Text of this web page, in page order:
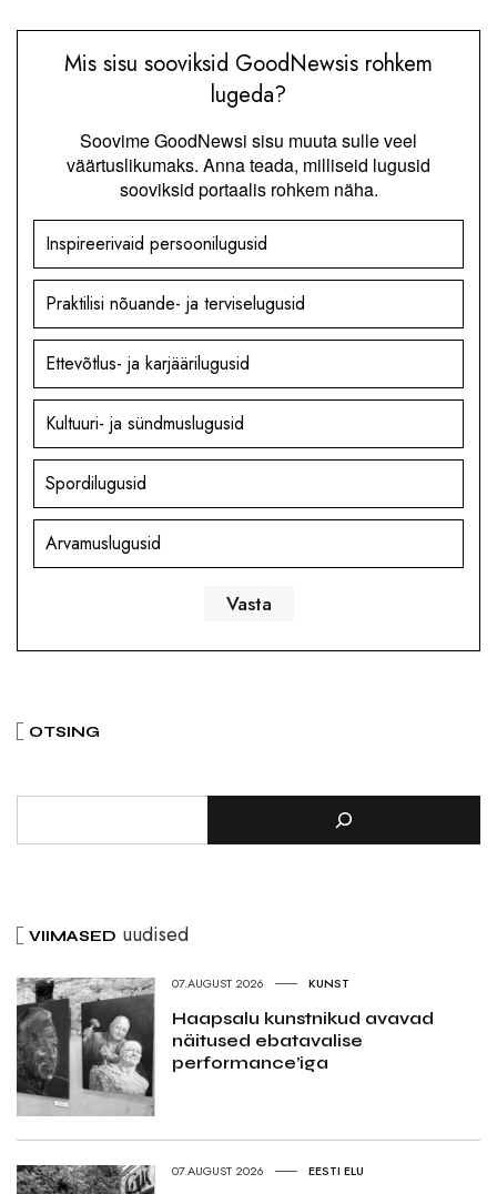
Mis sisu sooviksid GoodNewsis rohkem
lugeda?
Soovime GoodNewsi sisu muuta sulle veel
väärtuslikumaks. Anna teada, milliseid lugusid
sooviksid portaalis rohkem näha.
Inspireerivaid persoonilugusid
Praktilisi nõuande- ja terviselugusid
Ettevõtlus- ja karjäärilugusid
Kultuuri- ja sündmuslugusid
Spordilugusid
Arvamuslugusid
OTSING
VIIMASED uudised
07.AUGUST 2026 KUNST
Haapsalu kunstnikud avavad
näitused ebatavalise
performance’iga
07.AUGUST 2026 EESTI ELU